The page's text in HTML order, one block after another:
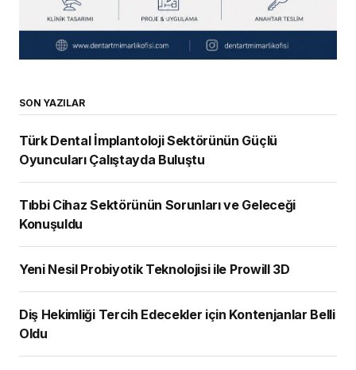
SON YAZILAR
Türk Dental İmplantoloji Sektörünün Güçlü
Oyuncuları Çalıştayda Buluştu
Tıbbi Cihaz Sektörünün Sorunları ve Geleceği
Konuşuldu
Yeni Nesil Probiyotik Teknolojisi ile Prowill 3D
Diş Hekimliği Tercih Edecekler için Kontenjanlar Belli
Oldu